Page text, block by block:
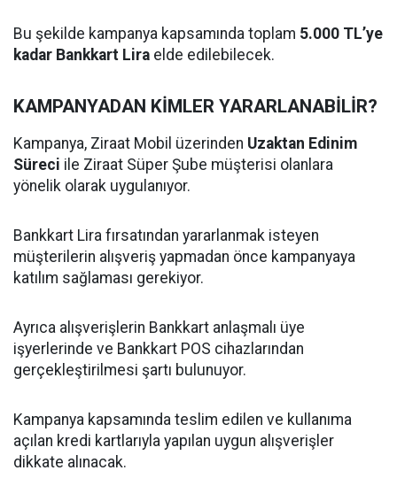
Bu şekilde kampanya kapsamında toplam 5.000 TL’ye
kadar Bankkart Lira elde edilebilecek.
KAMPANYADAN KİMLER YARARLANABİLİR?
Kampanya, Ziraat Mobil üzerinden Uzaktan Edinim
Süreci ile Ziraat Süper Şube müşterisi olanlara
yönelik olarak uygulanıyor.
Bankkart Lira fırsatından yararlanmak isteyen
müşterilerin alışveriş yapmadan önce kampanyaya
katılım sağlaması gerekiyor.
Ayrıca alışverişlerin Bankkart anlaşmalı üye
işyerlerinde ve Bankkart POS cihazlarından
gerçekleştirilmesi şartı bulunuyor.
Kampanya kapsamında teslim edilen ve kullanıma
açılan kredi kartlarıyla yapılan uygun alışverişler
dikkate alınacak.